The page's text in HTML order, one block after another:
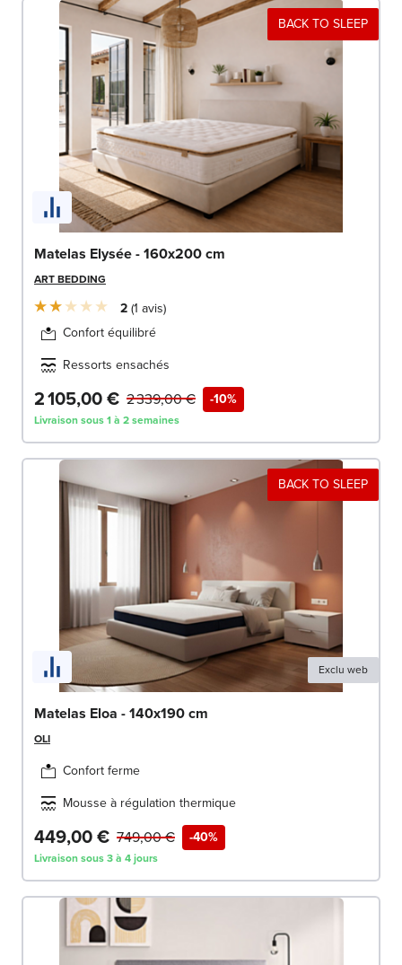
BACK TO SLEEP
Matelas Elysée - 160x200 cm
ART BEDDING
2 1 avis
Confort équilibré
Ressorts ensachés
2 105,00 € -10%
2 339,00 €
Livraison sous 1 à 2 semaines
BACK TO SLEEP
Exclu web
Matelas Eloa - 140x190 cm
OLI
Confort ferme
Mousse à régulation thermique
449,00 € -40%
749,00 €
Livraison sous 3 à 4 jours